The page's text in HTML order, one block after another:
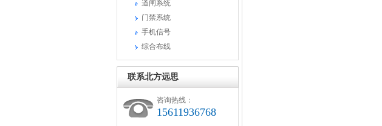
道闸系统
门禁系统
手机信号
综合布线
联系北方远思
咨询热线：
15611936768